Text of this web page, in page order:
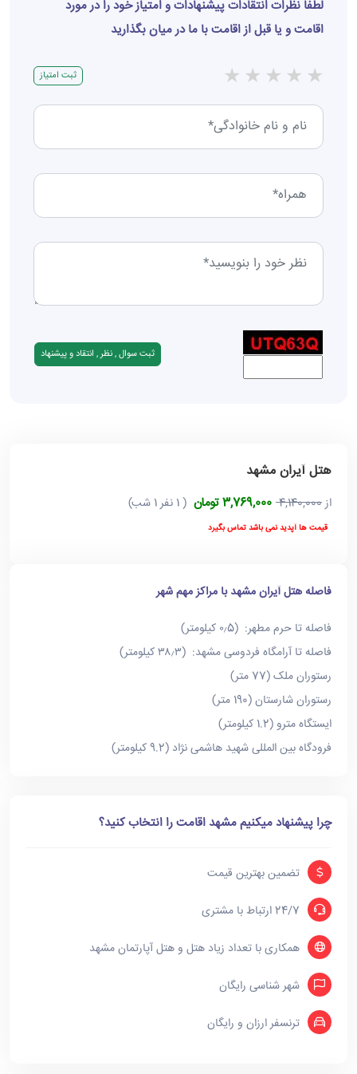
لطفا نظرات انتقادات پیشنهادات و امتیاز خود را در مورد
اقامت و یا قبل از اقامت با ما در میان بگذارید
★
★
★
★
★ ثبت امتیاز
هتل آیران مشهد
از4,140,000 3,769,000 تومان ( 1 نفر 1 شب)
قیمت ها آپدید نمی باشد تماس بگیرد
فاصله هتل آیران مشهد با مراکز مهم شهر
فاصله تا حرم مطهر: (۰٫5 کیلومتر)
فاصله تا آرامگاه فردوسی مشهد: (۳۸٫۳ کیلومتر)
رستوران ملک (77 متر)
رستوران شارستان (190 متر)
ایستگاه مترو (1.2 کیلومتر)
فرودگاه بین المللی شهید هاشمی نژاد (9.2 کیلومتر)
چرا پیشنهاد میکنیم مشهد اقامت را انتخاب کنید؟
تضمین بهترین قیمت
24/7 ارتباط با مشتری
همکاری با تعداد زیاد هتل و هتل آپارتمان مشهد
شهر شناسی رایگان
ترنسفر ارزان و رایگان